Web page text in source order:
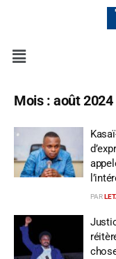
Mois :août 2024
PAR